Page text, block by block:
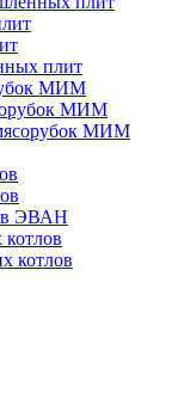
плит
МИМ
МИМ
МИМ
ЭВАН
котлов
котлов